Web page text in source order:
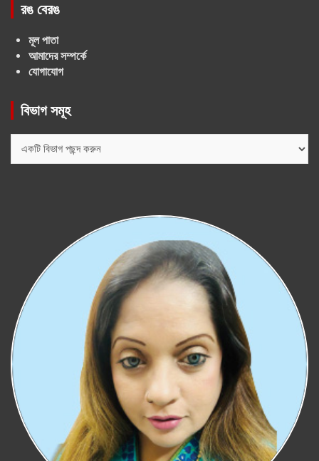
রঙ বেরঙ
মূল পাতা
আমাদের সম্পর্কে
যোগাযোগ
বিভাগ সমূহ